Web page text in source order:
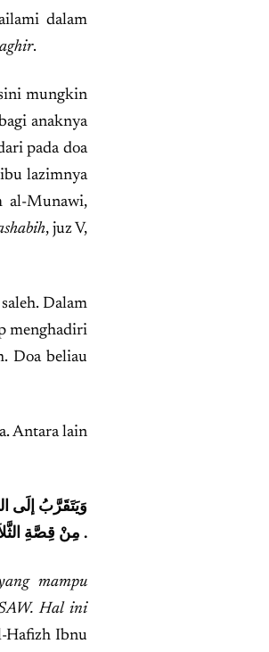
dalam
.
mungkin
anaknya
pada doa
ibu lazimnya
al-Munawi,
, juz V,
Dalam
menghadiri
Doa beliau
Antara lain
وَيَتَقَرَّبُ إلَى
مِنْ قِصَّةِ الثَّلاَثَةِ أَصْحَابِ الْغَار .
mampu
Hal ini
Hafizh Ibnu